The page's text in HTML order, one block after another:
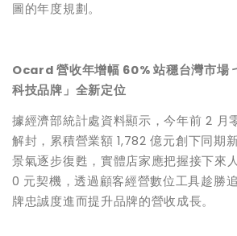
圖的年度規劃。
Ocard 營收年增幅 60% 站穩台灣市場
科技品牌」全新定位
據經濟部統計處資料顯示，今年前 2 月
解封，累積營業額 1,782 億元創下同期
景氣逐步復甦，實體店家應把握接下來
0 元契機，透過顧客經營數位工具趁勝
牌忠誠度進而提升品牌的營收成長。